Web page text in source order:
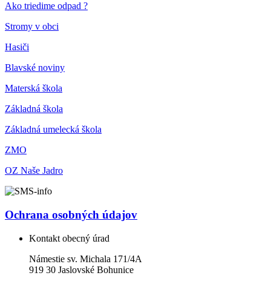
Ako triedime odpad ?
Stromy v obci
Hasiči
Blavské noviny
Materská škola
Základná škola
Základná umelecká škola
ZMO
OZ Naše Jadro
Ochrana osobných údajov
Kontakt obecný úrad
Námestie sv. Michala 171/4A
919 30 Jaslovské Bohunice